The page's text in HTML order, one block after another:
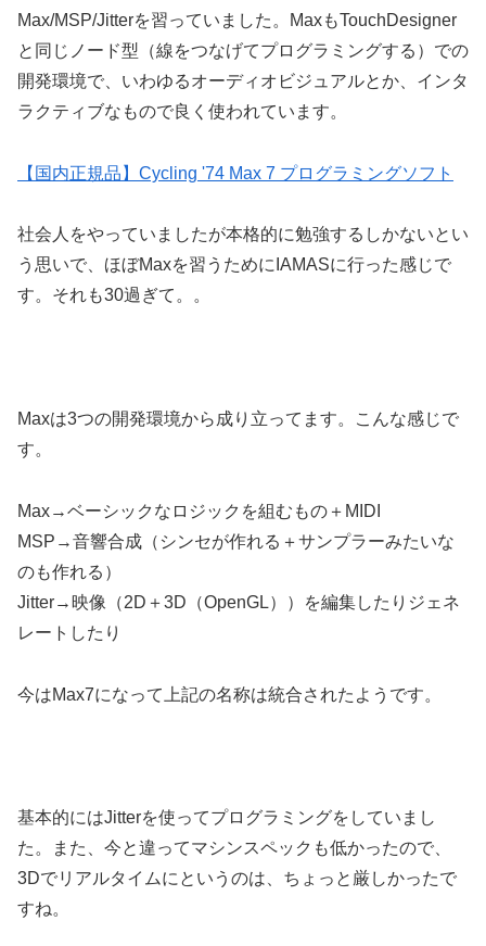
Max/MSP/Jitterを習っていました。MaxもTouchDesigner
と同じノード型（線をつなげてプログラミングする）での
開発環境で、いわゆるオーディオビジュアルとか、インタ
ラクティブなもので良く使われています。
【国内正規品】Cycling '74 Max 7 プログラミングソフト
社会人をやっていましたが本格的に勉強するしかないとい
う思いで、ほぼMaxを習うためにIAMASに行った感じで
す。それも30過ぎて。。
Maxは3つの開発環境から成り立ってます。こんな感じで
す。
Max→ベーシックなロジックを組むもの＋MIDI
MSP→音響合成（シンセが作れる＋サンプラーみたいな
のも作れる）
Jitter→映像（2D＋3D（OpenGL））を編集したりジェネ
レートしたり
今はMax7になって上記の名称は統合されたようです。
基本的にはJitterを使ってプログラミングをしていまし
た。また、今と違ってマシンスペックも低かったので、
3Dでリアルタイムにというのは、ちょっと厳しかったで
すね。